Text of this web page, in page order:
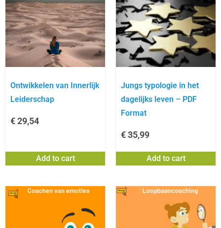
Ontwikkelen van Innerlijk
Leiderschap
€29,54
Add to cart
Jungs typologie in het
dagelijks leven – PDF
Format
€35,99
Add to cart